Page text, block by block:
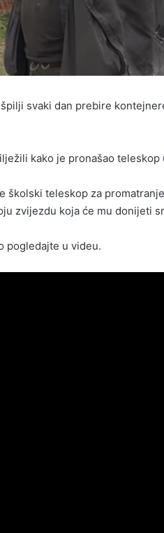
svaki dan prebire
kako je pronašao teleskop
školski teleskop za
zvijezdu koja će mu donijeti
pogledajte u videu.